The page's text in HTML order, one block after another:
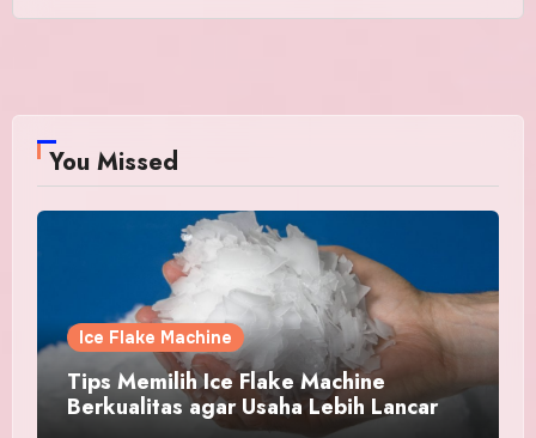
You Missed
Ice Flake Machine
Tips Memilih Ice Flake Machine
Berkualitas agar Usaha Lebih Lancar